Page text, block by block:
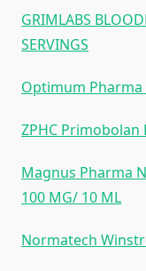
GRIMLABS
SERVINGS
Optimum
ZPHC Primobolan
Magnus Pharma
100 MG/ 10 ML
Normatech